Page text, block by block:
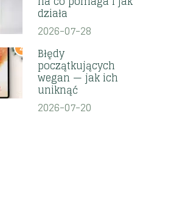
działa
2026-07-28
4 Błędy
początkujących
wegan — jak ich
uniknąć
2026-07-20